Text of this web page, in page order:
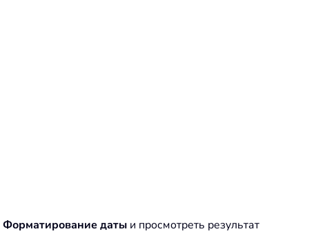
Форматирование даты и просмотреть результат